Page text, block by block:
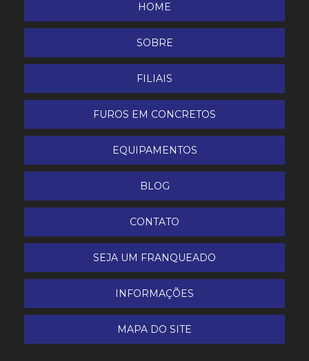
HOME
SOBRE
FILIAIS
FUROS EM CONCRETOS
EQUIPAMENTOS
BLOG
CONTATO
SEJA UM FRANQUEADO
INFORMAÇÕES
MAPA DO SITE